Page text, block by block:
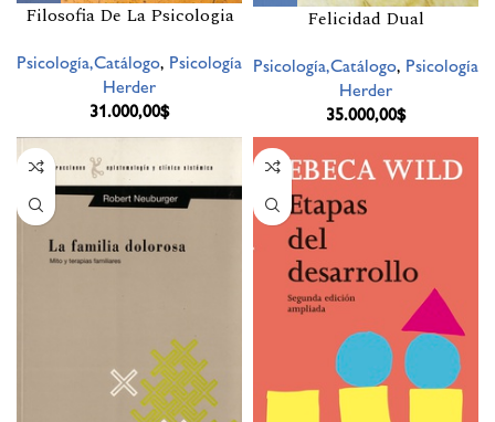
Filosofia De La Psicologia
Psicología,Catálogo, Psicología
Herder
31.000,00$
Felicidad Dual
Psicología,Catálogo, Psicología
Herder
35.000,00$